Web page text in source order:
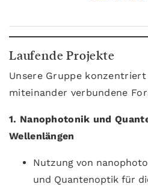
Laufende Projekte
Unsere Gruppe
miteinander verbundene
1. Nanophotonik und
Wellenlängen
Nutzung von
und Quantenoptik für